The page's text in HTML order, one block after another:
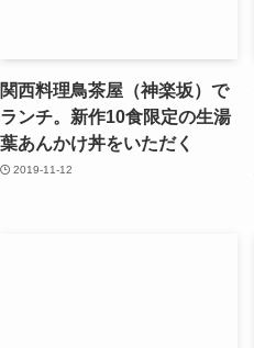
関西料理鳥茶屋（神楽坂）で
ランチ。新作10食限定の生湯
葉あんかけ丼をいただく
2019-11-12